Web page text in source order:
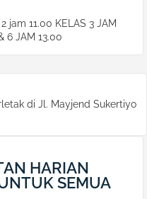
jam 11.00 KELAS 3 JAM
6 JAM 13.00
di Jl. Mayjend Sukertiyo
HARIAN
SEMUA